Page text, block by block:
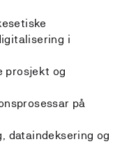
i
prosjekt og
på
dataindeksering og